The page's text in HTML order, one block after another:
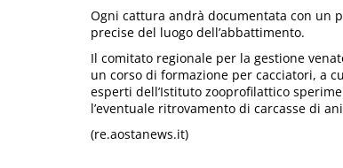
Ogni cattura andrà documentata con un
precise del luogo dell’abbattimento.
Il comitato regionale per la gestione
un corso di formazione per cacciatori, a
esperti dell’Istituto zooprofilattico
l’eventuale ritrovamento di carcasse di
(re.aostanews.it)